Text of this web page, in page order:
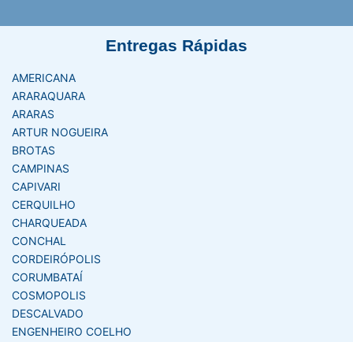
Entregas Rápidas
AMERICANA
ARARAQUARA
ARARAS
ARTUR NOGUEIRA
BROTAS
CAMPINAS
CAPIVARI
CERQUILHO
CHARQUEADA
CONCHAL
CORDEIRÓPOLIS
CORUMBATAÍ
COSMOPOLIS
DESCALVADO
ENGENHEIRO COELHO